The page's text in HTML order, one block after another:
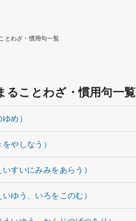
とわざ・慣用句一覧
ることわざ・慣用句一覧
め）
やしなう）
すいにみみをあらう）
ゆう、いろをこのむ）